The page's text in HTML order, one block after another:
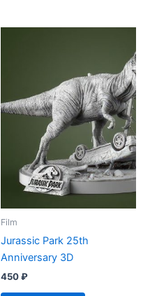
Film
Jurassic Park 25th
Anniversary 3D
450₽